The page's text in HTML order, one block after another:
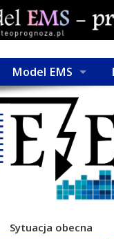
Model EMS
Sytuacja obecna